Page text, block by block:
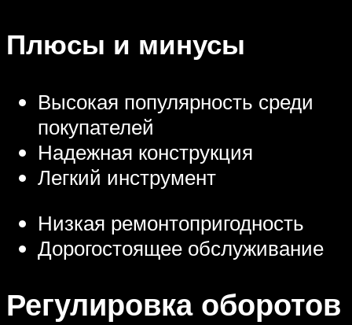
Плюсы и минусы
Высокая популярность среди
покупателей
Надежная конструкция
Легкий инструмент
Низкая ремонтопригодность
Дорогостоящее обслуживание
Регулировка оборотов